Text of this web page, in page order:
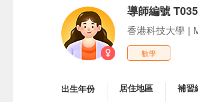
導師編號
香港科技大學 |
數學
出生年份 居住地區 補習